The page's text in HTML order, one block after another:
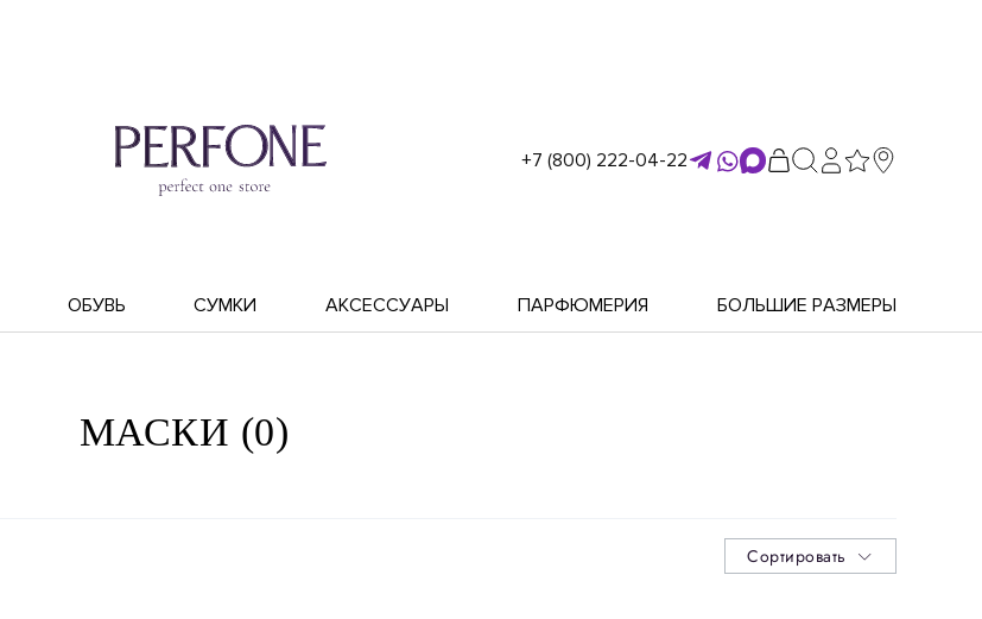
+7 (800) 222-04-22
ОБУВЬ СУМКИ АКСЕССУАРЫ ПАРФЮМЕРИЯ БОЛЬШИЕ РАЗМЕРЫ
МАСКИ (0)
Сортировать